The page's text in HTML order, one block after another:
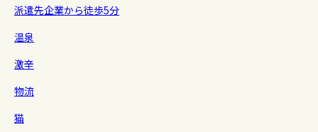
派遣先企業から徒歩5分
温泉
激辛
物流
猫